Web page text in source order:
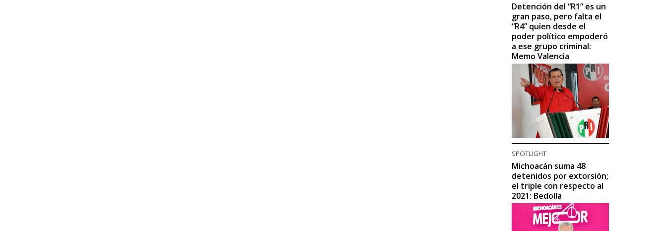
Detención del “R1” es un
gran paso, pero falta el
“R4” quien desde el
poder político empoderó
a ese grupo criminal:
Memo Valencia
SPOTLIGHT
Michoacán suma 48
detenidos por extorsión;
el triple con respecto al
2021: Bedolla